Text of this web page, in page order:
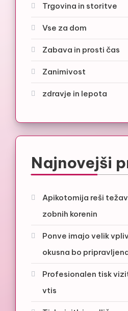
Trgovina in storitve
Vse za dom
Zabava in prosti čas
Zanimivost
zdravje in lepota
Najnovejši
Apikotomija reši
zobnih korenin
Ponve imajo velik
okusna bo
Profesionalen tisk
vtis